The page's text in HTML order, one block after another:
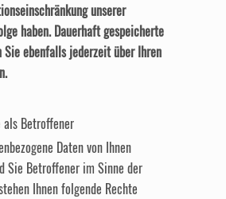
unserer
haben. Dauerhaft gespeicherte
Sie ebenfalls jederzeit über Ihren
Betroffener
Daten von Ihnen
Sie Betroffener im Sinne der
Ihnen folgende Rechte